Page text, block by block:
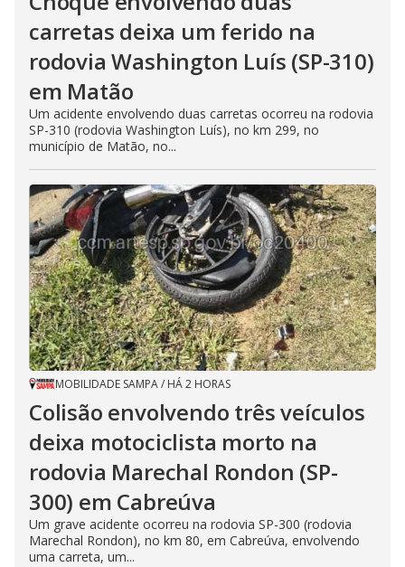
carretas deixa um ferido na
rodovia Washington Luís (SP-310)
em Matão
Um acidente envolvendo duas carretas ocorreu na rodovia
SP-310 (rodovia Washington Luís), no km 299, no
município de Matão, no...
MOBILIDADE SAMPA/ HÁ 2 HORAS
Colisão envolvendo três veículos
deixa motociclista morto na
rodovia Marechal Rondon (SP-
300) em Cabreúva
Um grave acidente ocorreu na rodovia SP-300 (rodovia
Marechal Rondon), no km 80, em Cabreúva, envolvendo
uma carreta, um...